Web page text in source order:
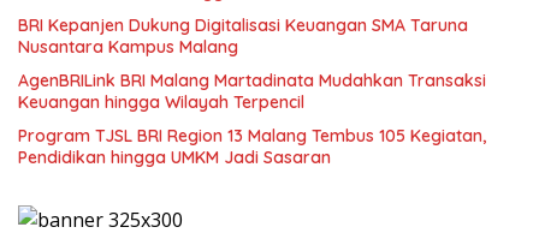
BRI Kepanjen Dukung Digitalisasi Keuangan SMA Taruna
Nusantara Kampus Malang
AgenBRILink BRI Malang Martadinata Mudahkan Transaksi
Keuangan hingga Wilayah Terpencil
Program TJSL BRI Region 13 Malang Tembus 105 Kegiatan,
Pendidikan hingga UMKM Jadi Sasaran